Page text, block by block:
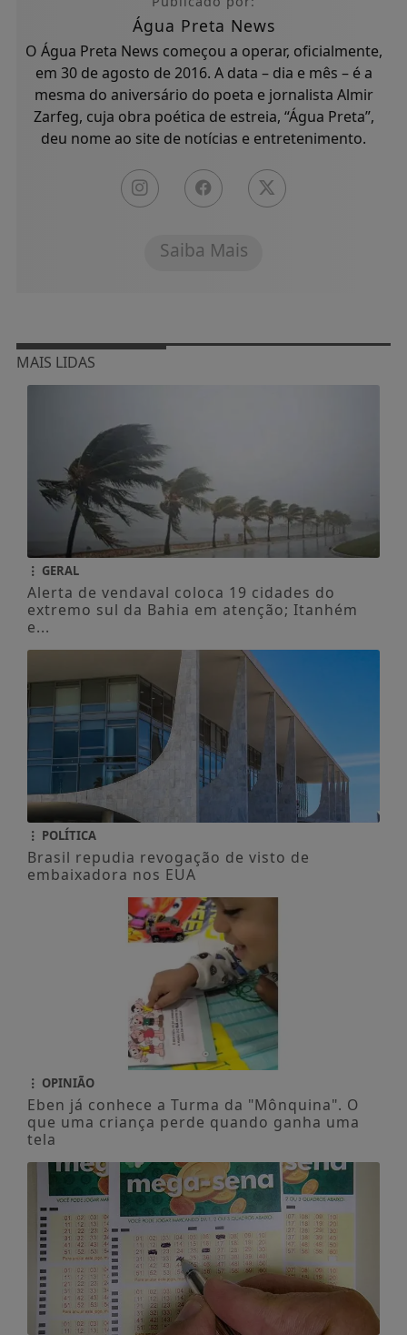
Água Preta News
O Água Preta News começou a operar, oficialmente,
em 30 de agosto de 2016. A data – dia e mês – é a
mesma do aniversário do poeta e jornalista Almir
Zarfeg, cuja obra poética de estreia, “Água Preta”,
deu nome ao site de notícias e entretenimento.
Saiba Mais
MAIS LIDAS
GERAL
Alerta de vendaval coloca 19 cidades do
extremo sul da Bahia em atenção; Itanhém
e...
POLÍTICA
Brasil repudia revogação de visto de
embaixadora nos EUA
OPINIÃO
Eben já conhece a Turma da "Mônquina". O
que uma criança perde quando ganha uma
tela